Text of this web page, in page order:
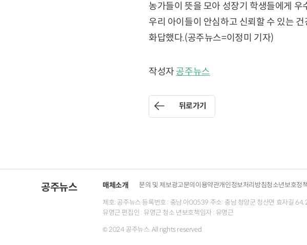
농가들이 뜻을 모아 성장기 학생들에게 우
우리 아이들이 안심하고 신뢰할 수 있는
화답했다.(공주뉴스=이정미 기자)
작성자 공주뉴스
뒤로가기
공주뉴스 매체소개 문의 및 제보광고문의이용약관개인정보처리방침청소년보호정
제호: 공주뉴스 등록번호 : 충남 아00539 주소: 충남 청양군 청산면 효자
유명근 편집인 : 유명근 청소 년보호책임자 : 유명근
© 2024 공주뉴스. All rights reserved.